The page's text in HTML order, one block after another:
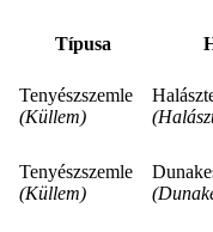
Típusa
Tenyészszemle
(Küllem)
Tenyészszemle
(Küllem)